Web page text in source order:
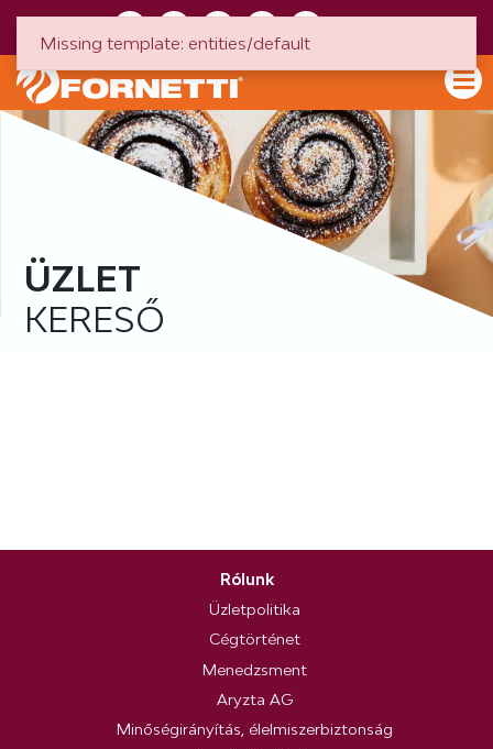
ÜZLET
KERESŐ
Rólunk
Üzletpolitika
Cégtörténet
Menedzsment
Aryzta AG
Minőségirányítás, élelmiszerbiztonság
Missing template: entities/default